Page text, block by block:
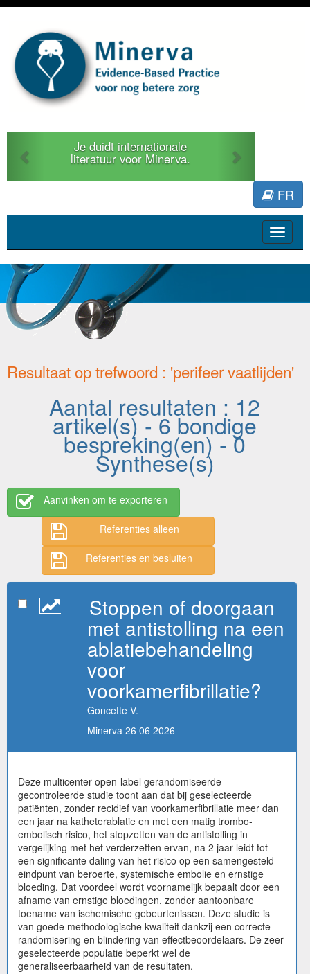
Je duidt internationale
literatuur voor Minerva.
Previous
FR
Toggle
Resultaat op trefwoord : 'perifeer vaatlijden'
Aantal resultaten : 12
artikel(s) - 6 bondige
bespreking(en) - 0
Synthese(s)
Aanvinken om te exporteren
Referenties alleen
Referenties en besluiten
Stoppen of doorgaan
met antistolling na een
ablatiebehandeling
voor
voorkamerfibrillatie?
Goncette V.
Minerva 26 06 2026
Deze multicenter open-label gerandomiseerde
gecontroleerde studie toont aan dat bij geselecteerde
patiënten, zonder recidief van voorkamerfibrillatie meer dan
een jaar na katheterablatie en met een matig trombo-
embolisch risico, het stopzetten van de antistolling in
vergelijking met het verderzetten ervan, na 2 jaar leidt tot
een significante daling van het risico op een samengesteld
eindpunt van beroerte, systemische embolie en ernstige
bloeding. Dat voordeel wordt voornamelijk bepaalt door een
afname van ernstige bloedingen, zonder aantoonbare
toename van ischemische gebeurtenissen. Deze studie is
van goede methodologische kwaliteit dankzij een correcte
randomisering en blindering van effectbeoordelaars. De zeer
geselecteerde populatie beperkt wel de
generaliseerbaarheid van de resultaten.